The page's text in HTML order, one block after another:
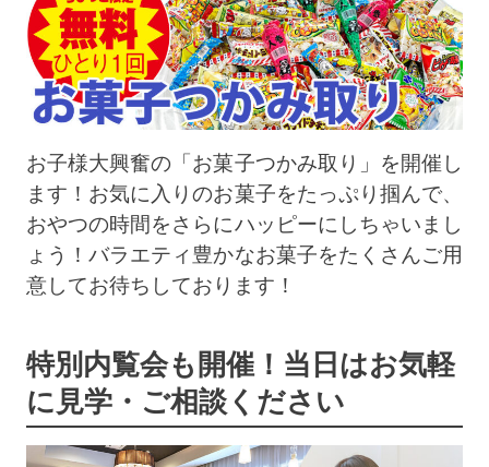
お子様大興奮の「お菓子つかみ取り」を開催し
ます！お気に入りのお菓子をたっぷり掴んで、
おやつの時間をさらにハッピーにしちゃいまし
ょう！バラエティ豊かなお菓子をたくさんご用
意してお待ちしております！
特別内覧会も開催！当日はお気軽
に見学・ご相談ください